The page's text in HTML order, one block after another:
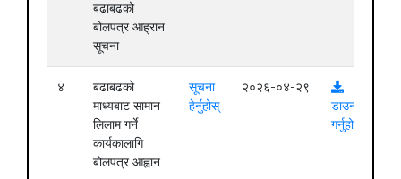
बढाबढको
बोलपत्र आह्रान
सूचना
४
बढाबढको
माध्यबाट सामान
लिलाम गर्ने
कार्यकालागि
बोलपत्र आह्वान
सूचना
हेर्नुहोस्
२०२६-०४-२९
डाउनलोड
गर्नुहोस्